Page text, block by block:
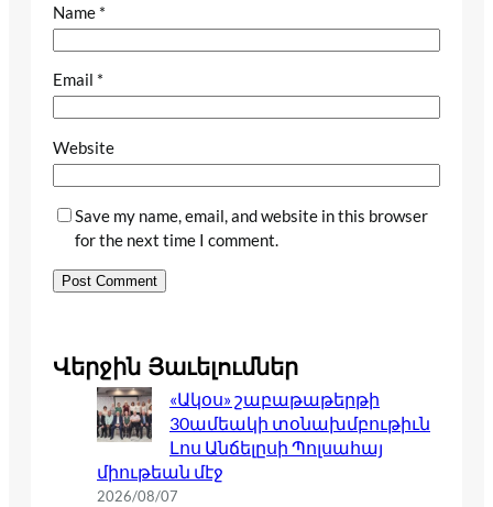
Name *
Email *
Website
Save my name, email, and website in this browser
for the next time I comment.
Վերջին Յաւելումներ
«Ակօս» շաբաթաթերթի
30ամեակի տօնախմբութիւն
Լոս Անճելըսի Պոլսահայ
միութեան մէջ
2026/08/07